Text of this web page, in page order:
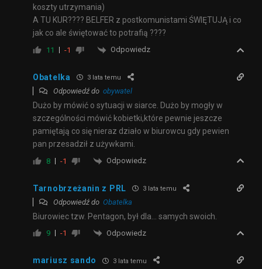
koszty utrzymania)
A TU KUR???? BELFER z postkomunistami ŚWIĘTUJĄ i co
jak co ale świętować to potrafią ????
11 -1 Odpowiedz
Obatelka 3 lata temu
Odpowiedź do obywatel
Dużo by mówić o sytuacji w siarce. Dużo by mogły w
szczególności mówić kobietki,które pewnie jeszcze
pamiętają co się nieraz działo w biurowcu gdy pewien
pan przesadził z używkami.
8 -1 Odpowiedz
Tarnobrzeżanin z PRL 3 lata temu
Odpowiedź do Obatelka
Biurowiec tzw. Pentagon, był dla… samych swoich.
9 -1 Odpowiedz
mariusz sando 3 lata temu